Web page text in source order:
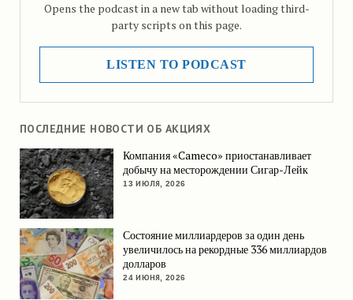
Opens the podcast in a new tab without loading third-
party scripts on this page.
LISTEN TO PODCAST
ПОСЛЕДНИЕ НОВОСТИ ОБ АКЦИЯХ
Компания «Cameco» приостанавливает
добычу на месторождении Сигар-Лейк
13 ИЮЛЯ, 2026
Состояние миллиардеров за один день
увеличилось на рекордные 336 миллиардов
долларов
24 ИЮНЯ, 2026